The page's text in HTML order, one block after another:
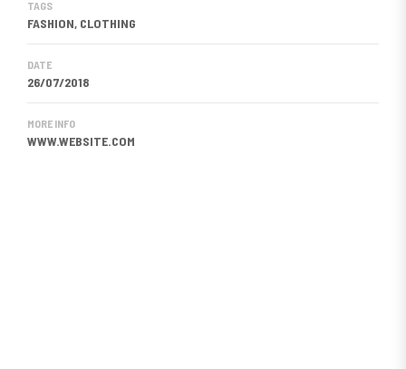
TAGS
FASHION, CLOTHING
DATE
26/07/2018
MORE INFO
WWW.WEBSITE.COM